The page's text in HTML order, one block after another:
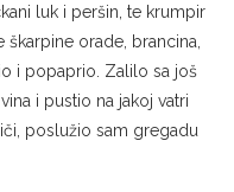
luk i peršin, te krumpir
orade, brancina,
i popaprio. Zalilo sa još
i pustio na jakoj vatri
poslužio sam gregadu